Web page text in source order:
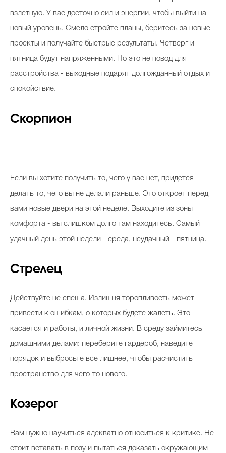
взлетную. У вас досточно сил и энергии, чтобы выйти на
новый уровень. Смело стройте планы, беритесь за новые
проекты и получайте быстрые результаты. Четверг и
пятница будут напряженными. Но это не повод для
расстройства - выходные подарят долгожданный отдых и
спокойствие.
Скорпион
Если вы хотите получить то, чего у вас нет, придется
делать то, чего вы не делали раньше. Это откроет перед
вами новые двери на этой неделе. Выходите из зоны
комфорта - вы слишком долго там находитесь. Самый
удачный день этой недели - среда, неудачный - пятница.
Стрелец
Действуйте не спеша. Излишня торопливость может
привести к ошибкам, о которых будете жалеть. Это
касается и работы, и личной жизни. В среду займитесь
домашними делами: переберите гардероб, наведите
порядок и выбросьте все лишнее, чтобы расчистить
пространство для чего-то нового.
Козерог
Вам нужно научиться адекватно относиться к критике. Не
стоит вставать в позу и пытаться доказать окружающим